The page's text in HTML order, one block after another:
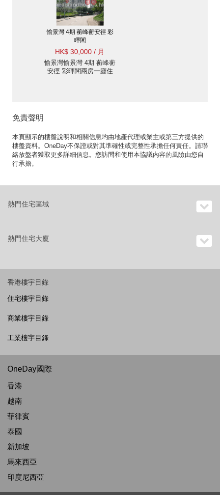
愉景灣 4期 蘅峰蘅安徑 彩
暉閣
HK$ 30,000 / 月
愉景灣愉景灣 4期 蘅峰蘅
安徑 彩暉閣兩房一廳住
免責聲明
本頁顯示的樓盤說明和相關信息均由地產代理或業主或第三方提供的
樓盤資料。OneDay不保證或對其準確性或完整性承擔任何責任。請聯
絡放盤者獲取更多詳細信息。您訪問和使用本協議內容的風險由您自
行承擔。
熱門住宅區域
熱門住宅大廈
香港樓宇目錄
住宅樓宇目錄
商業樓宇目錄
工業樓宇目錄
OneDay國際
香港
越南
菲律賓
泰國
新加坡
馬來西亞
印度尼西亞